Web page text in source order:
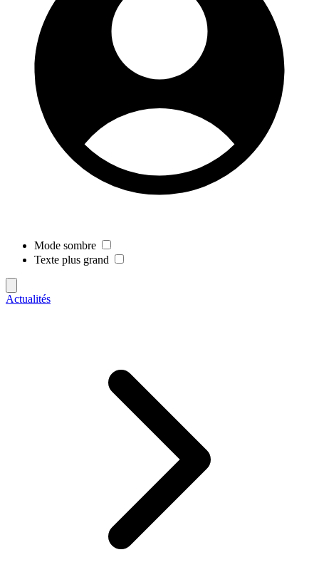
Mode sombre
Texte plus grand
Actualités